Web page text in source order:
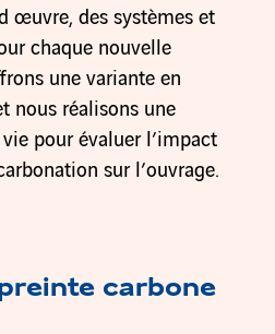
œuvre, des systèmes et
chaque nouvelle
une variante en
nous réalisons une
pour évaluer l’impact
sur l’ouvrage.
carbone